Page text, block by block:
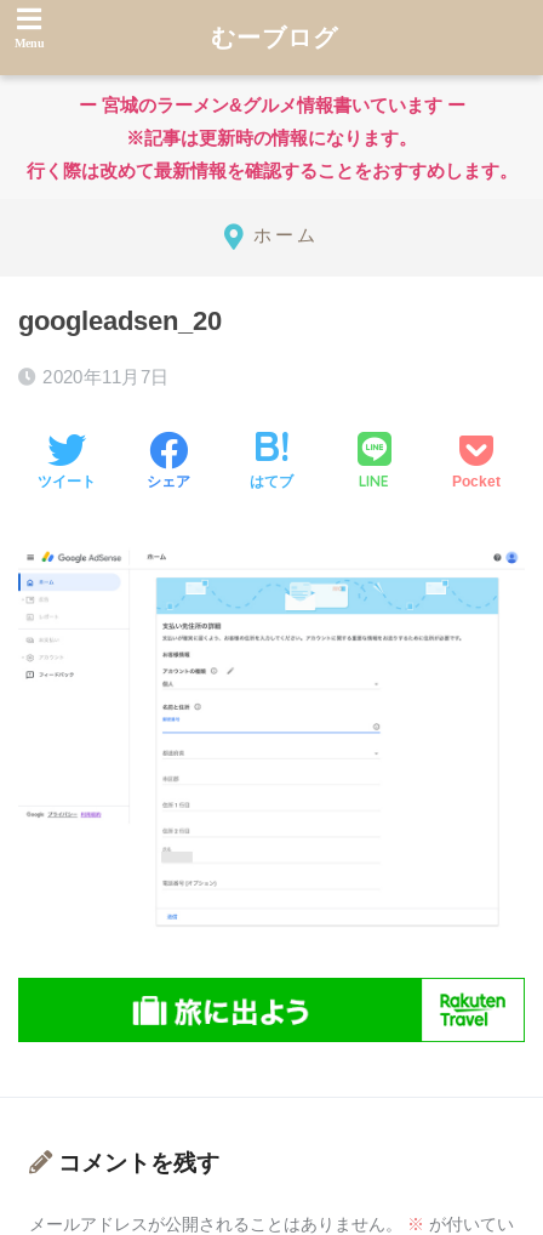
むーブログ
ー 宮城のラーメン&グルメ情報書いています ー
※記事は更新時の情報になります。
行く際は改めて最新情報を確認することをおすすめします。
ホーム
googleadsen_20
2020年11月7日
ツイート シェア はてブ LINE Pocket
コメントを残す
メールアドレスが公開されることはありません。 ※ が付いてい